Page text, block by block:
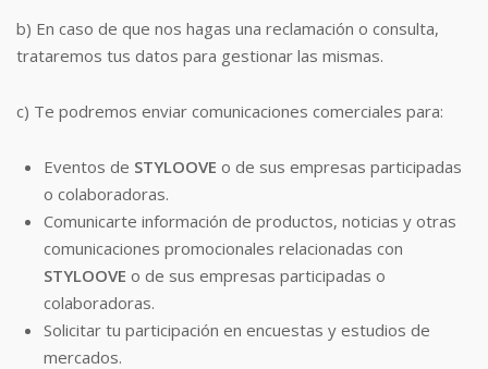
b) En caso de que nos hagas una reclamación o consulta,
trataremos tus datos para gestionar las mismas.
c) Te podremos enviar comunicaciones comerciales para:
Eventos de STYLOOVE o de sus empresas participadas
o colaboradoras.
Comunicarte información de productos, noticias y otras
comunicaciones promocionales relacionadas con
STYLOOVE o de sus empresas participadas o
colaboradoras.
Solicitar tu participación en encuestas y estudios de
mercados.